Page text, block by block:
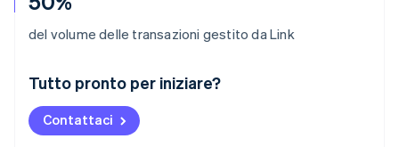
del volume delle transazioni gestito da Link
Tutto pronto per iniziare?
Contattaci
Australia
English
Austria
DeutschEnglish